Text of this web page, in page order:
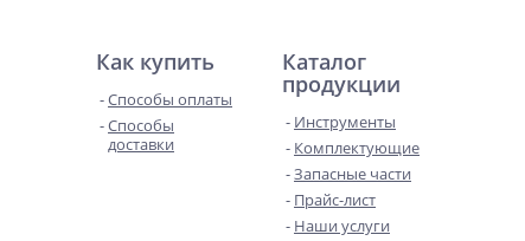
Как купить
Способы оплаты
Способы
доставки
Каталог
продукции
Инструменты
Комплектующие
Запасные части
Прайс-лист
Наши услуги